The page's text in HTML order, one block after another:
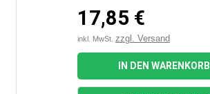
17,85 €
inkl. MwSt. zzgl. Versand
IN DEN WARENKORB